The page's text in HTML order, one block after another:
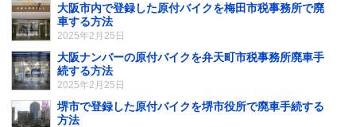
大阪市内で登録した原付バイクを梅田市税事務所で廃
車する方法
2025年2月25日
大阪ナンバーの原付バイクを弁天町市税事務所廃車手
続する方法
2025年2月25日
堺市で登録した原付バイクを堺市役所で廃車手続する
方法